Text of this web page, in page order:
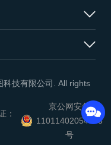
技有限公司. All rights
：
京公网安备
11011402054503
号